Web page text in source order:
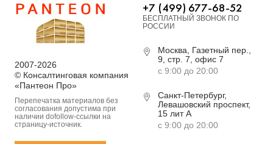
2007-2026
© Консалтинговая компания
«Пантеон Про»
Перепечатка материалов без
согласования допустима при
наличии dofollow-ссылки на
страницу-источник.
+7 (499) 677-68-52
БЕСПЛАТНЫЙ ЗВОНОК ПО
РОССИИ
Москва, Газетный пер.,
9, стр. 7, офис 7
с 9:00 до 20:00
Санкт-Петербург,
Левашовский проспект,
15 лит А
с 9:00 до 20:00